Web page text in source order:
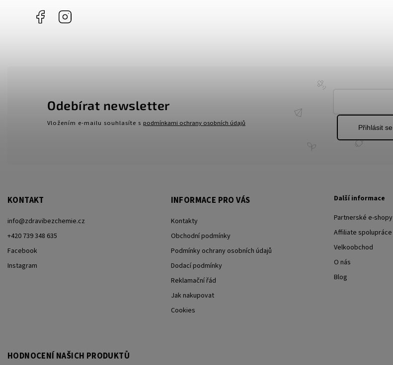
Facebook
KONTAKT
info@zdravibezchemie.cz
+420 739 348 635
Facebook
Instagram
INFORMACE PRO VÁS
Kontakty
Obchodní podmínky
Podmínky ochrany osobních údajů
Dodací podmínky
Reklamační řád
Jak nakupovat
Cookies
Odebírat newsletter
Vložením e-mailu souhlasíte s podmínkami ochrany osobních údajů
Přihlásit se
Další informace
Partnerské e-shopy
Affiliate spolupráce
Velkoobchod
O nás
Blog
HODNOCENÍ NAŠICH PRODUKTŮ